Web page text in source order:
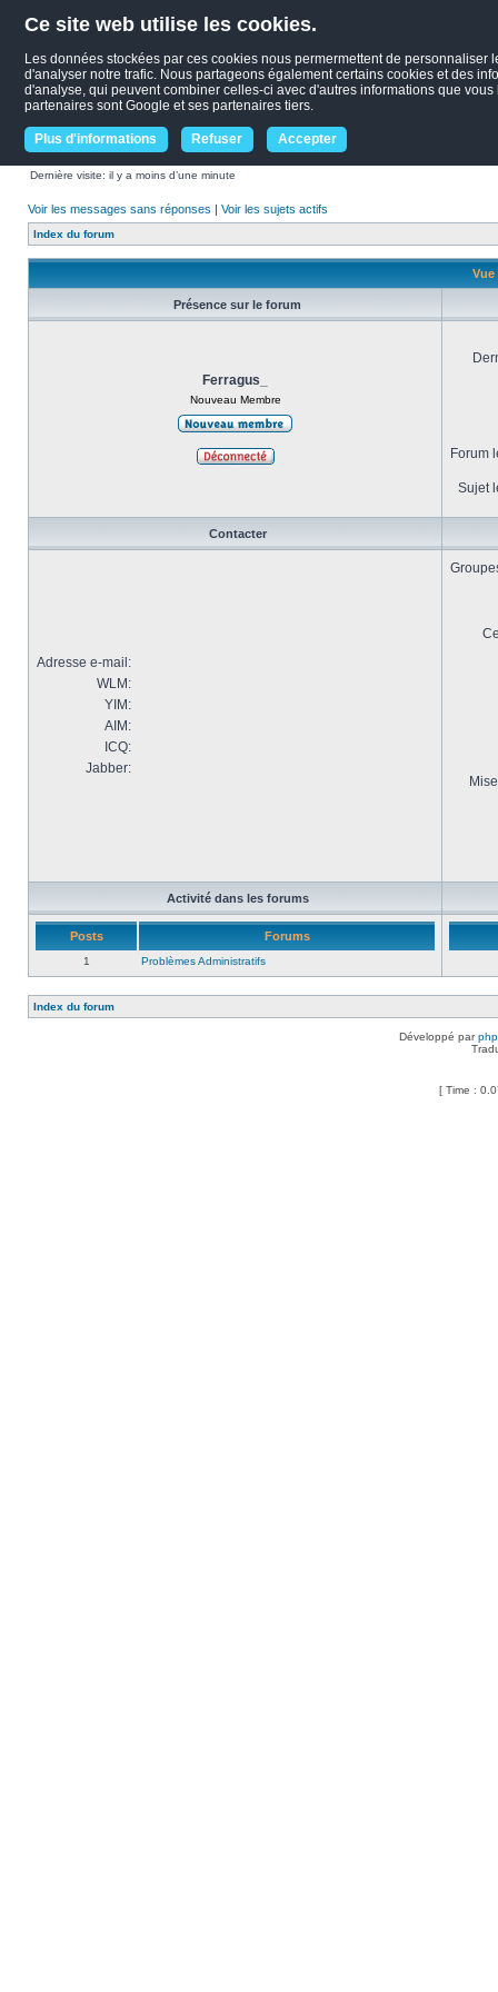
Ce site web utilise les cookies.
Les données stockées par ces cookies nous permermettent de
d'analyser notre trafic. Nous partageons également certains cookies et des
d'analyse, qui peuvent combiner celles-ci avec d'autres informations que
partenaires sont Google et ses partenaires tiers.
Plus d'informations Refuser Accepter
Dernière visite: il y a moins d’une minute
Voir les messages sans réponses | Voir les sujets actifs
Index du forum
Vue
Présence sur le forum
Ferragus_
Nouveau Membre
Forum
Sujet
Contacter
Adresse e-mail:
WLM:
YIM:
AIM:
ICQ:
Jabber:
Activité dans les forums
Posts Forums
1 Problèmes Administratifs
Index du forum
Développé par
[ Time :